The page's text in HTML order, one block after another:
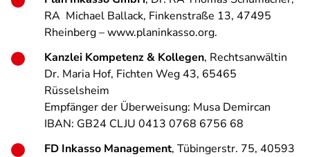
RA Michael Ballack, Finkenstraße 13, 47495
Rheinberg – www.planinkasso.org.
Kanzlei Kompetenz & Kollegen, Rechtsanwältin
Dr. Maria Hof, Fichten Weg 43, 65465
Rüsselsheim
Empfänger der Überweisung: Musa Demircan
IBAN: GB24 CLJU 0413 0768 6756 68
FD Inkasso Management, Tübingerstr. 75, 40593